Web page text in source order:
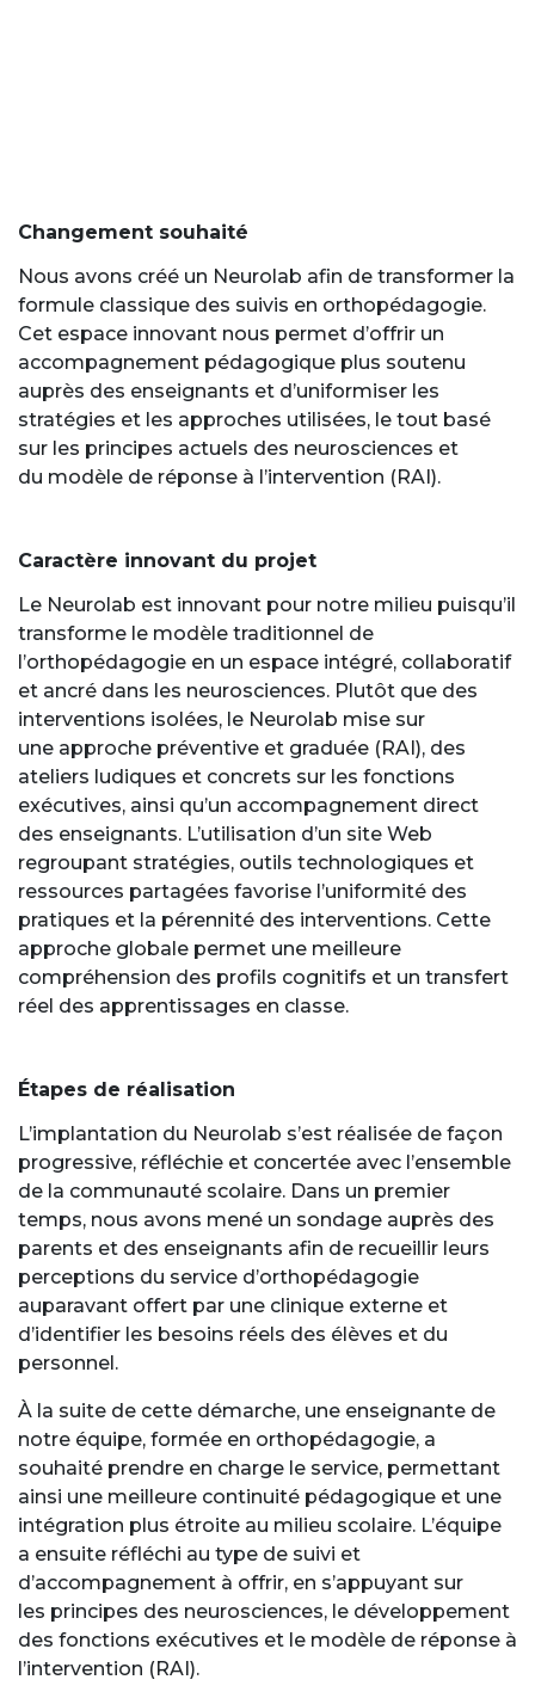
Changement souhaité
Nous avons créé un Neurolab afin de transformer la
formule classique des suivis en orthopédagogie.
Cet espace innovant nous permet d’offrir un
accompagnement pédagogique plus soutenu
auprès des enseignants et d’uniformiser les
stratégies et les approches utilisées, le tout basé
sur les principes actuels des neurosciences et
du modèle de réponse à l’intervention (RAI).
Caractère innovant du projet
Le Neurolab est innovant pour notre milieu puisqu’il
transforme le modèle traditionnel de
l’orthopédagogie en un espace intégré, collaboratif
et ancré dans les neurosciences. Plutôt que des
interventions isolées, le Neurolab mise sur
une approche préventive et graduée (RAI), des
ateliers ludiques et concrets sur les fonctions
exécutives, ainsi qu’un accompagnement direct
des enseignants. L’utilisation d’un site Web
regroupant stratégies, outils technologiques et
ressources partagées favorise l’uniformité des
pratiques et la pérennité des interventions. Cette
approche globale permet une meilleure
compréhension des profils cognitifs et un transfert
réel des apprentissages en classe.
Étapes de réalisation
L’implantation du Neurolab s’est réalisée de façon
progressive, réfléchie et concertée avec l’ensemble
de la communauté scolaire. Dans un premier
temps, nous avons mené un sondage auprès des
parents et des enseignants afin de recueillir leurs
perceptions du service d’orthopédagogie
auparavant offert par une clinique externe et
d’identifier les besoins réels des élèves et du
personnel.
À la suite de cette démarche, une enseignante de
notre équipe, formée en orthopédagogie, a
souhaité prendre en charge le service, permettant
ainsi une meilleure continuité pédagogique et une
intégration plus étroite au milieu scolaire. L’équipe
a ensuite réfléchi au type de suivi et
d’accompagnement à offrir, en s’appuyant sur
les principes des neurosciences, le développement
des fonctions exécutives et le modèle de réponse à
l’intervention (RAI).